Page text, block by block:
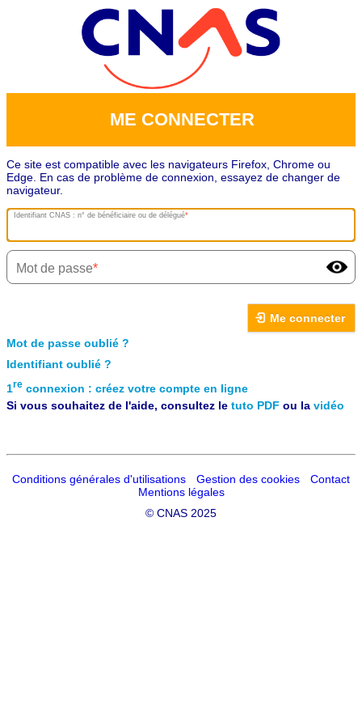
ME CONNECTER
Ce site est compatible avec les navigateurs Firefox, Chrome ou
Edge. En cas de problème de connexion, essayez de changer de
navigateur.
Identifiant CNAS : n° de bénéficiaire ou de délégué
Mot de passe
Me connecter
Mot de passe oublié ?
Identifiant oublié ?
1re connexion : créez votre compte en ligne
Si vous souhaitez de l'aide, consultez le tuto PDF ou la vidéo
Conditions générales d'utilisations Gestion des cookies
Contact
Mentions légales
© CNAS 2025